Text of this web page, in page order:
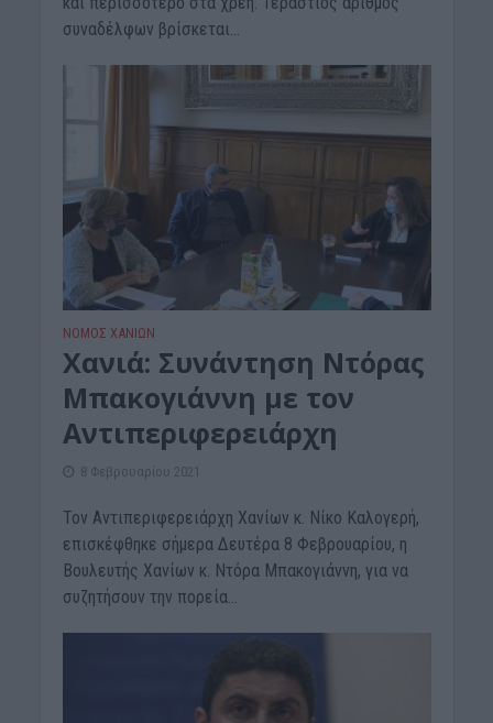
συναδέλφων βρίσκεται...
ΝΟΜΌΣ ΧΑΝΊΩΝ
Χανιά: Συνάντηση Ντόρας
Μπακογιάννη με τον
Αντιπεριφερειάρχη
8 Φεβρουαρίου 2021
Τον Αντιπεριφερειάρχη Χανίων κ. Νίκο Καλογερή,
επισκέφθηκε σήμερα Δευτέρα 8 Φεβρουαρίου, η
Βουλευτής Χανίων κ. Ντόρα Μπακογιάννη, για να
συζητήσουν την πορεία...